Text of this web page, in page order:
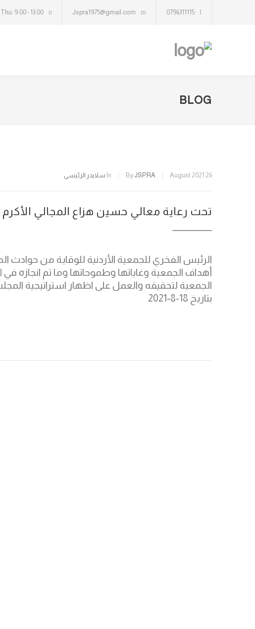
0796311115
Jspra1975@gmail.com
9:00 - 13:00
BLOG
26 August 2021
By JSPRA
In سلايدر الرئيسي
تحت رعاية معالي حسين هزاع المجالي الأكرم
الرئيس الفخري للجمعية الأردنية للوقاية من
أهداف الجمعية وغاياتها وطموحاتها وما تم انجازه
الجمعية لتحقيقه والعمل على اظهار استراتيجية
بتاريخ 18-8-2021